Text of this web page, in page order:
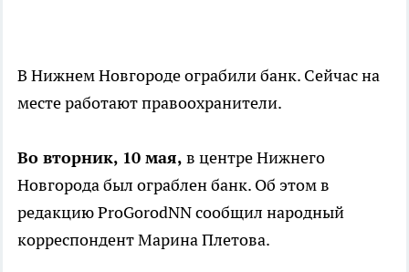
В Нижнем Новгороде ограбили банк. Сейчас на
месте работают правоохранители.
Во вторник, 10 мая, в центре Нижнего
Новгорода был ограблен банк. Об этом в
редакцию ProGorodNN сообщил народный
корреспондент Марина Плетова.